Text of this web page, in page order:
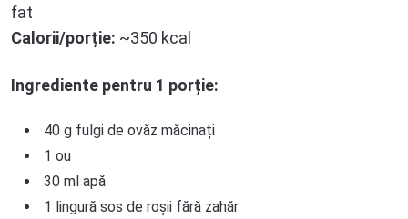
fat
Calorii/porție: ~350 kcal
Ingrediente pentru 1 porție:
40 g fulgi de ovăz măcinați
1 ou
30 ml apă
1 lingură sos de roșii fără zahăr